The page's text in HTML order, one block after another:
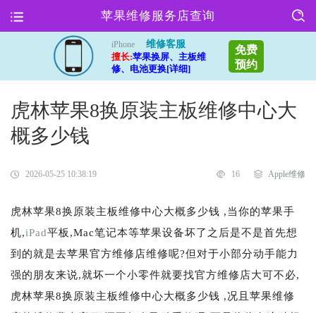
苹果维修服务店查询
iPhone
维修客服
擅长:苹果换屏、主板维
修、电池更换[详细]
免费
预约
虎林苹果8换原装主板维修中心大
概多少钱
2026-05-25 10:38:19 16 Apple维修
虎林苹果8换原装主板维修中心大概多少钱 ,当你的苹果手
机,iPad平板,Mac笔记本等苹果设备坏了之后是不是首先想
到的就是去苹果官方维修店维修呢?但对于小部分动手能力
强的朋友来说,就坏一个小零件就要找官方维修店大可不必,
虎林苹果8换原装主板维修中心大概多少钱 ,况且苹果维修